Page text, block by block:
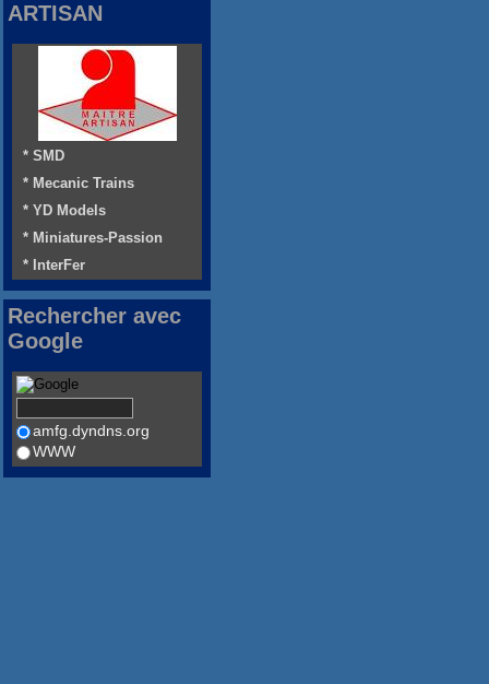
ARTISAN
* SMD
* Mecanic Trains
* YD Models
* Miniatures-Passion
* InterFer
Rechercher avec
Google
amfg.dyndns.org
WWW